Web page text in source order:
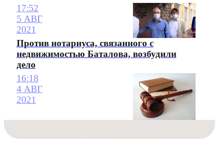
17:52
5 АВГ
2021
Против нотариуса, связанного с
недвижимостью Баталова, возбудили
дело
16:18
4 АВГ
2021